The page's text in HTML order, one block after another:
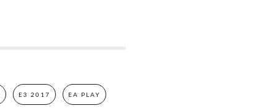
E3 2017 EA PLAY